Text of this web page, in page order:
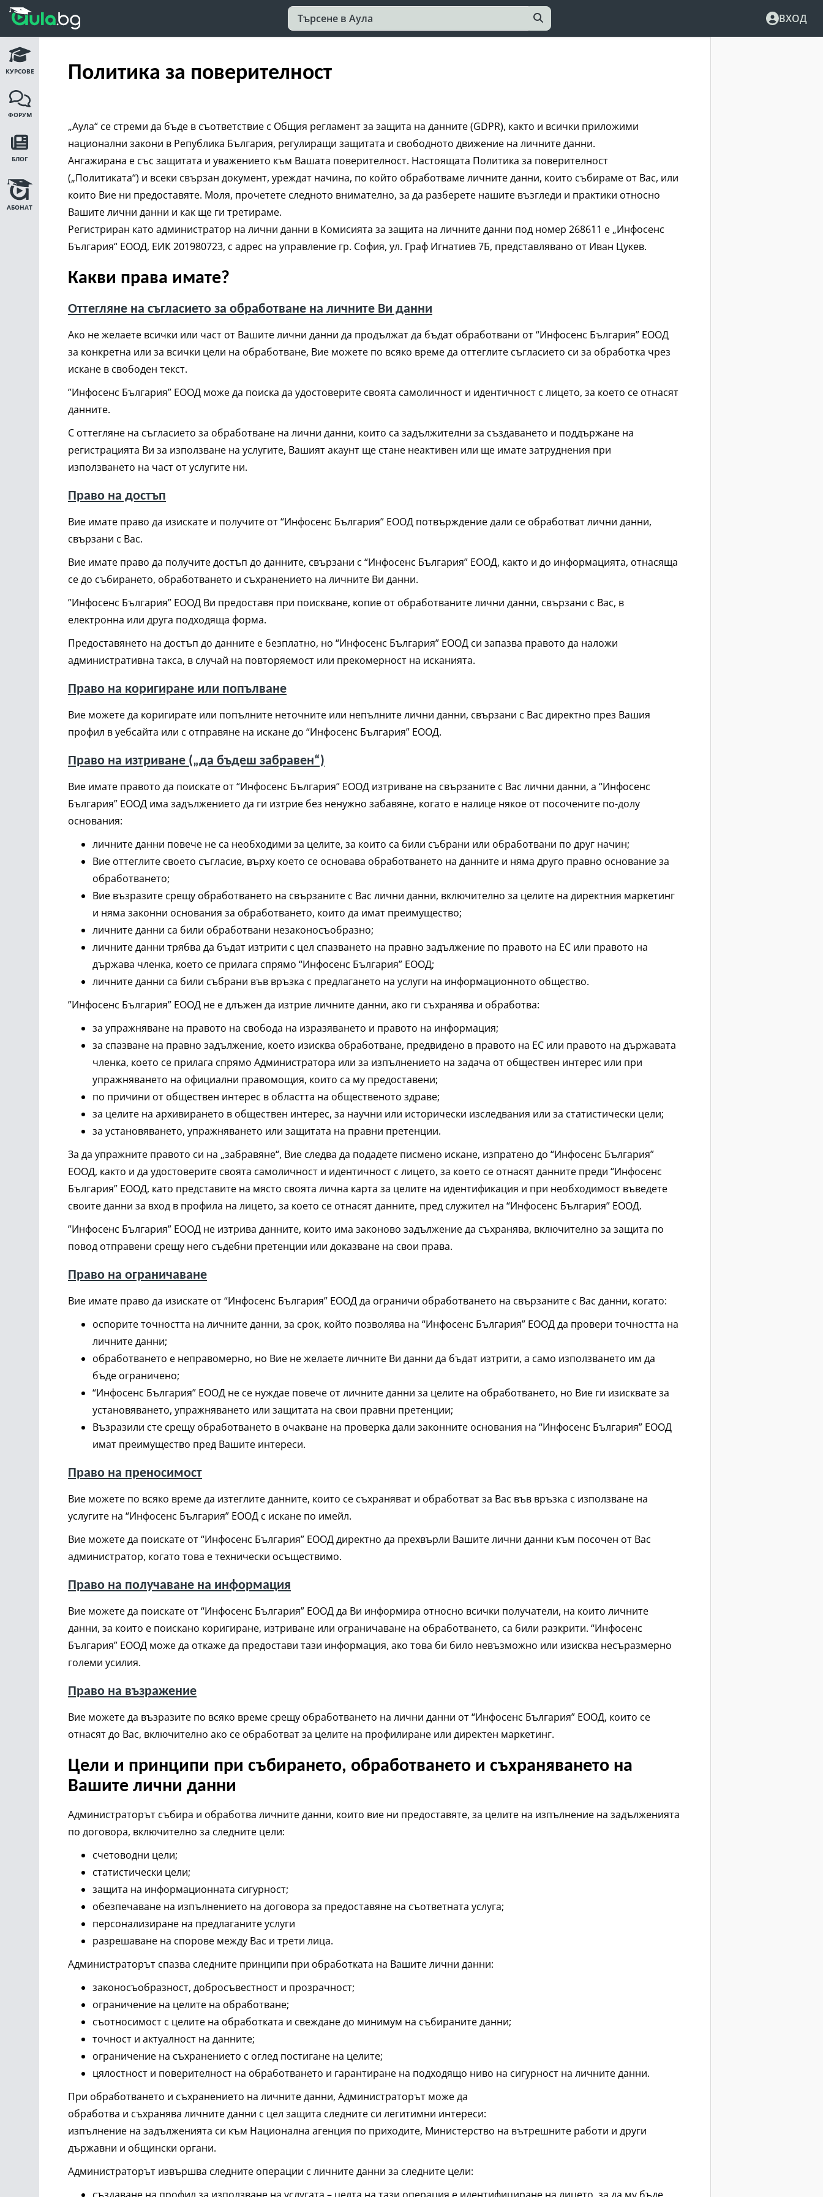
ВХОД
КУРСОВЕ
ФОРУМ
БЛОГ
АБОНАТ
Политика за поверителност
„Аула“ се стреми да бъде в съответствие с Общия регламент за защита на данните (GDPR), както и всички приложими
национални закони в Република България, регулиращи защитата и свободното движение на личните данни.
Ангажирана е със защитата и уважението към Вашата поверителност. Настоящата Политика за поверителност
(„Политиката“) и всеки свързан документ, уреждат начина, по който обработваме личните данни, които събираме от Вас, или
които Вие ни предоставяте. Моля, прочетете следното внимателно, за да разберете нашите възгледи и практики относно
Вашите лични данни и как ще ги третираме.
Регистриран като администратор на лични данни в Комисията за защита на личните данни под номер 268611 е „Инфосенс
България“ ЕООД, ЕИК 201980723, с адрес на управление гр. София, ул. Граф Игнатиев 7Б, представлявано от Иван Цукев.
Какви права имате?
Оттегляне на съгласието за обработване на личните Ви данни
Ако не желаете всички или част от Вашите лични данни да продължат да бъдат обработвани от “Инфосенс България” ЕООД
за конкретна или за всички цели на обработване, Вие можете по всяко време да оттеглите съгласието си за обработка чрез
искане в свободен текст.
”Инфосенс България” ЕООД може да поиска да удостоверите своята самоличност и идентичност с лицето, за което се отнасят
данните.
С оттегляне на съгласието за обработване на лични данни, които са задължителни за създаването и поддържане на
регистрацията Ви за използване на услугите, Вашият акаунт ще стане неактивен или ще имате затруднения при
използването на част от услугите ни.
Право на достъп
Вие имате право да изискате и получите от “Инфосенс България” ЕООД потвърждение дали се обработват лични данни,
свързани с Вас.
Вие имате право да получите достъп до данните, свързани с “Инфосенс България” ЕООД, както и до информацията, отнасяща
се до събирането, обработването и съхранението на личните Ви данни.
”Инфосенс България” ЕООД Ви предоставя при поискване, копие от обработваните лични данни, свързани с Вас, в
електронна или друга подходяща форма.
Предоставянето на достъп до данните е безплатно, но “Инфосенс България” ЕООД си запазва правото да наложи
административна такса, в случай на повторяемост или прекомерност на исканията.
Право на коригиране или попълване
Вие можете да коригирате или попълните неточните или непълните лични данни, свързани с Вас директно през Вашия
профил в уебсайта или с отправяне на искане до “Инфосенс България” ЕООД.
Право на изтриване („да бъдеш забравен“)
Вие имате правото да поискате от “Инфосенс България” ЕООД изтриване на свързаните с Вас лични данни, а “Инфосенс
България” ЕООД има задължението да ги изтрие без ненужно забавяне, когато е налице някое от посочените по-долу
основания:
личните данни повече не са необходими за целите, за които са били събрани или обработвани по друг начин;
Вие оттеглите своето съгласие, върху което се основава обработването на данните и няма друго правно основание за
обработването;
Вие възразите срещу обработването на свързаните с Вас лични данни, включително за целите на директния маркетинг
и няма законни основания за обработването, които да имат преимущество;
личните данни са били обработвани незаконосъобразно;
личните данни трябва да бъдат изтрити с цел спазването на правно задължение по правото на ЕС или правото на
държава членка, което се прилага спрямо “Инфосенс България” ЕООД;
личните данни са били събрани във връзка с предлагането на услуги на информационното общество.
”Инфосенс България” ЕООД не е длъжен да изтрие личните данни, ако ги съхранява и обработва:
за упражняване на правото на свобода на изразяването и правото на информация;
за спазване на правно задължение, което изисква обработване, предвидено в правото на ЕС или правото на държавата
членка, което се прилага спрямо Администратора или за изпълнението на задача от обществен интерес или при
упражняването на официални правомощия, които са му предоставени;
по причини от обществен интерес в областта на общественото здраве;
за целите на архивирането в обществен интерес, за научни или исторически изследвания или за статистически цели;
за установяването, упражняването или защитата на правни претенции.
За да упражните правото си на „забравяне“, Вие следва да подадете писмено искане, изпратено до “Инфосенс България”
ЕООД, както и да удостоверите своята самоличност и идентичност с лицето, за което се отнасят данните преди “Инфосенс
България” ЕООД, като представите на място своята лична карта за целите на идентификация и при необходимост въведете
своите данни за вход в профила на лицето, за което се отнасят данните, пред служител на “Инфосенс България” ЕООД.
”Инфосенс България” ЕООД не изтрива данните, които има законово задължение да съхранява, включително за защита по
повод отправени срещу него съдебни претенции или доказване на свои права.
Право на ограничаване
Вие имате право да изискате от “Инфосенс България” ЕООД да ограничи обработването на свързаните с Вас данни, когато:
оспорите точността на личните данни, за срок, който позволява на “Инфосенс България” ЕООД да провери точността на
личните данни;
обработването е неправомерно, но Вие не желаете личните Ви данни да бъдат изтрити, а само използването им да
бъде ограничено;
“Инфосенс България” ЕООД не се нуждае повече от личните данни за целите на обработването, но Вие ги изисквате за
установяването, упражняването или защитата на свои правни претенции;
Възразили сте срещу обработването в очакване на проверка дали законните основания на “Инфосенс България” ЕООД
имат преимущество пред Вашите интереси.
Право на преносимост
Вие можете по всяко време да изтеглите данните, които се съхраняват и обработват за Вас във връзка с използване на
услугите на “Инфосенс България” ЕООД с искане по имейл.
Вие можете да поискате от “Инфосенс България” ЕООД директно да прехвърли Вашите лични данни към посочен от Вас
администратор, когато това е технически осъществимо.
Право на получаване на информация
Вие можете да поискате от “Инфосенс България” ЕООД да Ви информира относно всички получатели, на които личните
данни, за които е поискано коригиране, изтриване или ограничаване на обработването, са били разкрити. “Инфосенс
България” ЕООД може да откаже да предостави тази информация, ако това би било невъзможно или изисква несъразмерно
големи усилия.
Право на възражение
Вие можете да възразите по всяко време срещу обработването на лични данни от “Инфосенс България” ЕООД, които се
отнасят до Вас, включително ако се обработват за целите на профилиране или директен маркетинг.
Цели и принципи при събирането, обработването и съхраняването на
Вашите лични данни
Администраторът събира и обработва личните данни, които вие ни предоставяте, за целите на изпълнение на задълженията
по договора, включително за следните цели:
счетоводни цели;
статистически цели;
защита на информационната сигурност;
обезпечаване на изпълнението на договора за предоставяне на съответната услуга;
персонализиране на предлаганите услуги
разрешаване на спорове между Вас и трети лица.
Администраторът спазва следните принципи при обработката на Вашите лични данни:
законосъобразност, добросъвестност и прозрачност;
ограничение на целите на обработване;
съотносимост с целите на обработката и свеждане до минимум на събираните данни;
точност и актуалност на данните;
ограничение на съхранението с оглед постигане на целите;
цялостност и поверителност на обработването и гарантиране на подходящо ниво на сигурност на личните данни.
При обработването и съхранението на личните данни, Администраторът може да
обработва и съхранява личните данни с цел защита следните си легитимни интереси:
изпълнение на задълженията си към Национална агенция по приходите, Министерство на вътрешните работи и други
държавни и общински органи.
Администраторът извършва следните операции с личните данни за следните цели: